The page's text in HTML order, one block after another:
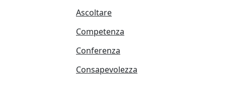
Ascoltare
Competenza
Conferenza
Consapevolezza